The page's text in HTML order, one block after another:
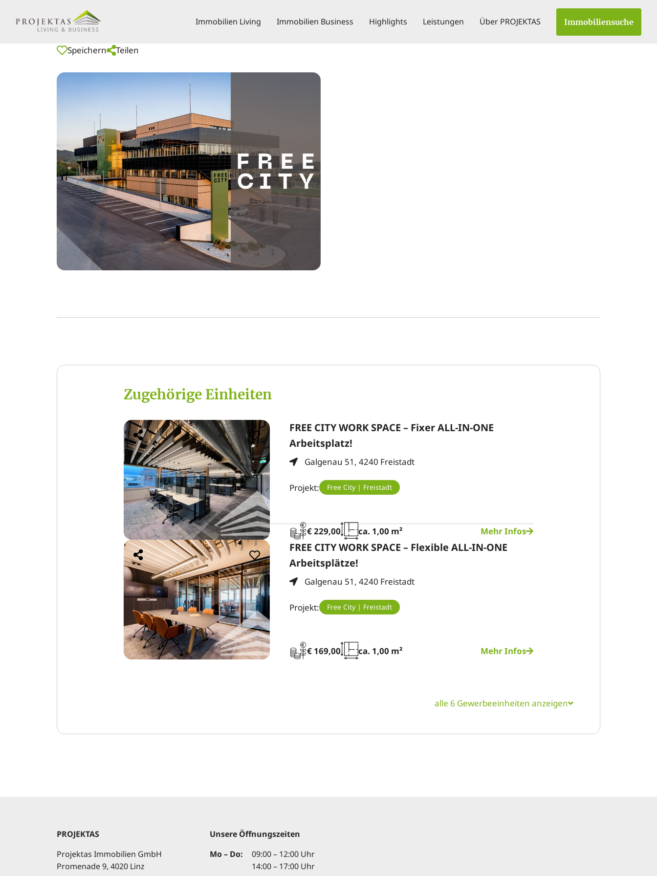
Immobilien Living Immobilien Business Highlights Leistungen Über PROJEKTAS Immobiliensuche
Speichern Teilen
Zugehörige Einheiten
FREE CITY WORK SPACE – Fixer ALL-IN-ONE
Arbeitsplatz!
Galgenau 51, 4240 Freistadt
Projekt: Free City | Freistadt
€ 229,00 ca. 1,00 m² Mehr Infos
FREE CITY WORK SPACE – Flexible ALL-IN-ONE
Arbeitsplätze!
Galgenau 51, 4240 Freistadt
Projekt: Free City | Freistadt
€ 169,00 ca. 1,00 m² Mehr Infos
alle 6 Gewerbeeinheiten anzeigen
PROJEKTAS
Projektas Immobilien GmbH
Promenade 9, 4020 Linz
Unsere Öffnungszeiten
Mo – Do:
09:00 – 12:00 Uhr
14:00 – 17:00 Uhr